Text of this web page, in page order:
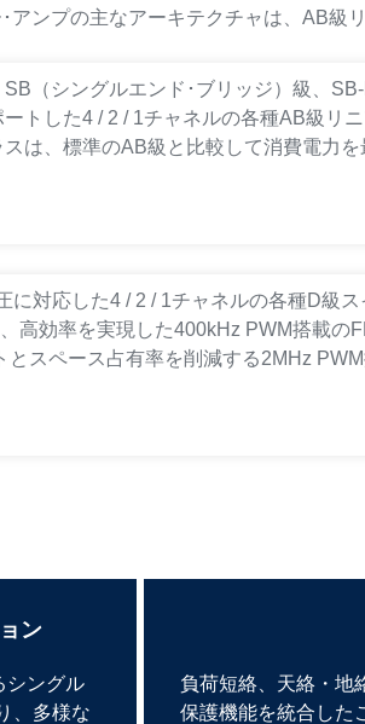
ンプの主なアーキテクチャは、AB級
（シングルエンド･ブリッジ）級、
トした4 / 2 / 1チャネルの各種AB級リ
は、標準のAB級と比較して消費電力
対応した4 / 2 / 1チャネルの各種D級
高効率を実現した400kHz PWM搭載の
とスペース占有率を削減する2MHz
ン
シングル
、多様な
負荷短絡、天絡・地
保護機能を統合した